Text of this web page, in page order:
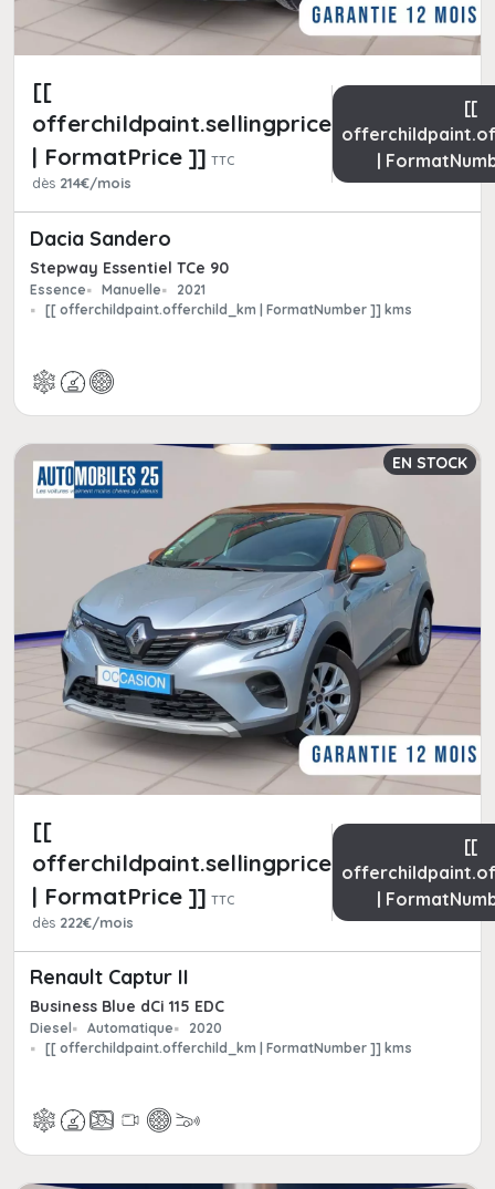
[[
offerchildpaint.sellingpricepart_ttc
| FormatPrice ]] TTC
dès 214€/mois
[[
|
Dacia Sandero
Stepway Essentiel TCe 90
Essence Manuelle
2021
[[ offerchildpaint.offerchild_km | FormatNumber ]] kms
EN STOCK
[[
offerchildpaint.sellingpricepart_ttc
| FormatPrice ]] TTC
dès 222€/mois
[[
|
Renault Captur II
Business Blue dCi 115 EDC
Diesel Automatique
2020
[[ offerchildpaint.offerchild_km | FormatNumber ]] kms